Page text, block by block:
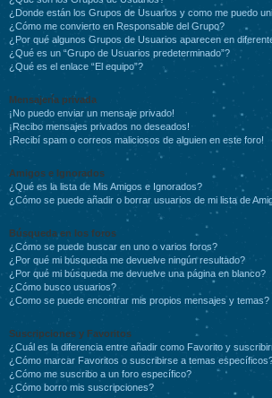
¿Donde están los Grupos de Usuarios y como me puedo
¿Cómo me convierto en Responsable del Grupo?
¿Por qué algunos Grupos de Usuarios aparecen en
¿Qué es un “Grupo de Usuarios predeterminado”?
¿Qué es el enlace “El equipo”?
Mensajería privada
¡No puedo enviar un mensaje privado!
¡Recibo mensajes privados no deseados!
¡Recibí spam o correos maliciosos de alguien en este foro!
Amigos e Ignorados
¿Qué es la lista de Mis Amigos e Ignorados?
¿Cómo se puede añadir o borrar usuarios de mi lista de
Búsqueda en los foros
¿Cómo se puede buscar en uno o varios foros?
¿Por qué mi búsqueda me devuelve ningún resultado?
¿Por qué mi búsqueda me devuelve una página en blanco?
¿Cómo busco usuarios?
¿Como se puede encontrar mis propios mensajes y temas?
Suscripciones y Favoritos
¿Cuál es la diferencia entre añadir como Favorito y
¿Cómo marcar Favoritos o suscribirse a temas
¿Cómo me suscribo a un foro específico?
¿Cómo borro mis suscripciones?